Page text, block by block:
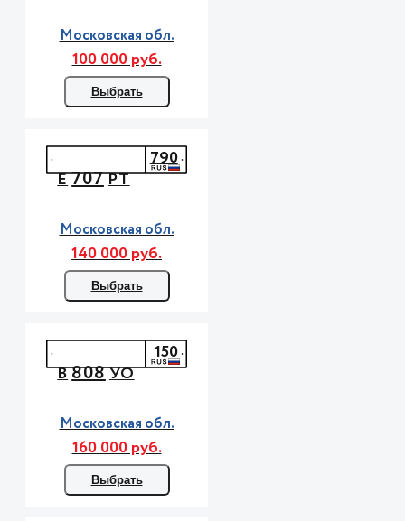
Московская обл.
100 000 руб.
Выбрать
Е707РТ
790
Московская обл.
140 000 руб.
Выбрать
В808УО
150
Московская обл.
160 000 руб.
Выбрать